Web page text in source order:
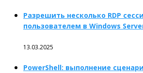
Разрешить несколько RDP
пользователем в Windows
13.03.2025
PowerShell: выполнение